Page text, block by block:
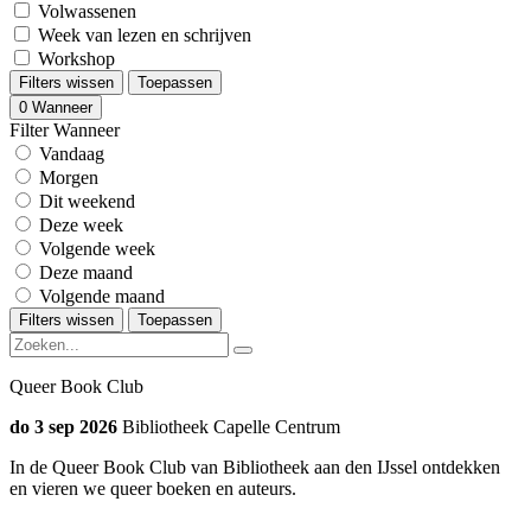
Volwassenen
Week van lezen en schrijven
Workshop
Filters wissen
Toepassen
0 Wanneer
Filter Wanneer
Vandaag
Morgen
Dit weekend
Deze week
Volgende week
Deze maand
Volgende maand
Filters wissen Toepassen
Queer Book Club
do 3 sep 2026 Bibliotheek Capelle Centrum
In de Queer Book Club van Bibliotheek aan den IJssel ontdekken
en vieren we queer boeken en auteurs.